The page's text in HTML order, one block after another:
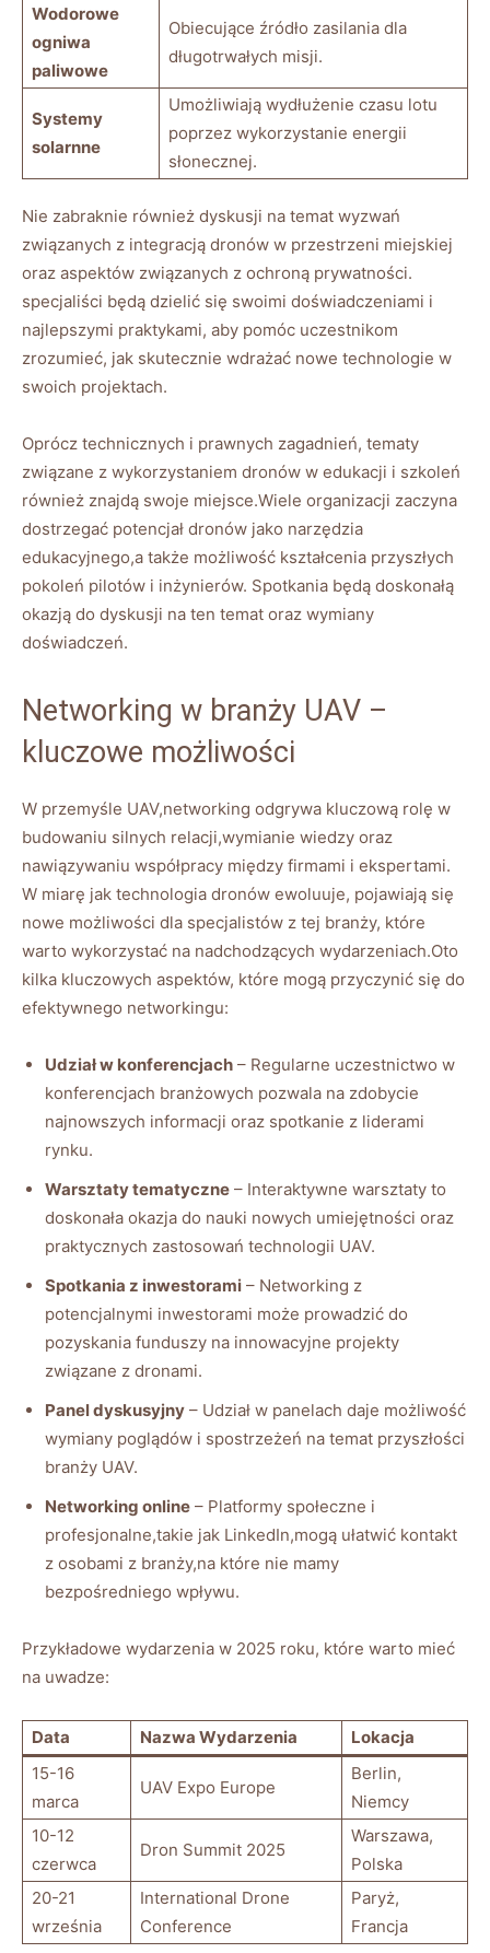
Wodorowe
ogniwa
paliwowe
Obiecujące⁤ źródło zasilania ⁢dla
⁢długotrwałych misji.
Systemy
solarnne
Umożliwiają wydłużenie czasu⁣ lotu
poprzez ‍wykorzystanie⁤ energii
⁤słonecznej.
Nie zabraknie ⁢również‍ dyskusji na temat wyzwań
związanych z integracją dronów w przestrzeni miejskiej
oraz‍ aspektów związanych​ z​ ochroną prywatności.
specjaliści⁣ będą dzielić się swoimi doświadczeniami i
najlepszymi praktykami, aby pomóc uczestnikom
zrozumieć, jak skutecznie wdrażać nowe⁣ technologie w
⁤swoich projektach.
Oprócz technicznych⁢ i‌ prawnych zagadnień, tematy
związane z wykorzystaniem⁣ dronów‍ w‌ edukacji i szkoleń
również znajdą swoje miejsce.Wiele organizacji​ zaczyna
dostrzegać potencjał ‍dronów ​jako narzędzia
edukacyjnego,a także możliwość ​kształcenia przyszłych
pokoleń pilotów i​ inżynierów. ⁢Spotkania będą ⁢doskonałą
okazją do dyskusji​ na ten‍ temat⁣ oraz wymiany
⁤doświadczeń.
Networking w branży UAV –⁢
kluczowe możliwości
W ‍przemyśle UAV,networking odgrywa kluczową rolę w
budowaniu‌ silnych​ relacji,wymianie ‌wiedzy oraz
nawiązywaniu ​współpracy‌ między firmami i ‌ekspertami.⁤
W miarę jak technologia⁢ dronów‍ ewoluuje, pojawiają się
nowe ‌możliwości dla specjalistów ⁣z tej branży, które
warto wykorzystać na nadchodzących wydarzeniach.Oto
kilka​ kluczowych aspektów,‍ które mogą przyczynić się do⁣
efektywnego networkingu: ‍
Udział w konferencjach – ⁣Regularne uczestnictwo w​
konferencjach ​branżowych ⁤pozwala ‌na⁣ zdobycie
najnowszych informacji oraz spotkanie z liderami
rynku.
Warsztaty​ tematyczne – Interaktywne warsztaty to‍
doskonała okazja do ​nauki nowych umiejętności​ oraz⁤
praktycznych zastosowań ‍technologii⁤ UAV.
Spotkania⁢ z inwestorami – Networking ‌z
potencjalnymi inwestorami może​ prowadzić ‍do​
pozyskania⁣ funduszy na innowacyjne projekty
związane z dronami.
Panel dyskusyjny – Udział w panelach daje możliwość
wymiany⁣ poglądów i spostrzeżeń na ⁤temat przyszłości
branży UAV.
Networking online – Platformy społeczne i
profesjonalne,takie ⁣jak LinkedIn,mogą ułatwić kontakt
⁣z osobami z branży,na które ‍nie‍ mamy
bezpośredniego ​wpływu.
Przykładowe⁣ wydarzenia w 2025 roku, ‍które warto mieć
na uwadze:
Data Nazwa Wydarzenia
Lokacja
15-16
marca
UAV​ Expo Europe
Berlin,
⁢Niemcy
10-12
czerwca
Dron Summit‌ 2025
Warszawa,
Polska
20-21​
września
International Drone
Conference
Paryż,
Francja